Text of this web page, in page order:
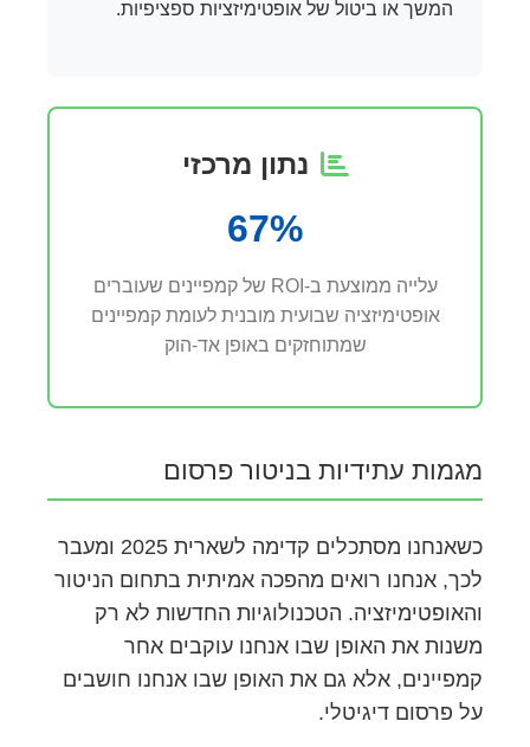
המשך או ביטול של אופטימיזציות ספציפיות.
נתון מרכזי
67%
עלייה ממוצעת ב-ROI של קמפיינים שעוברים
אופטימיזציה שבועית מובנית לעומת קמפיינים
שמתוחזקים באופן אד-הוק
מגמות עתידיות בניטור פרסום
כשאנחנו מסתכלים קדימה לשארית 2025 ומעבר
לכך, אנחנו רואים מהפכה אמיתית בתחום הניטור
והאופטימיזציה. הטכנולוגיות החדשות לא רק
משנות את האופן שבו אנחנו עוקבים אחר
קמפיינים, אלא גם את האופן שבו אנחנו חושבים
על פרסום דיגיטלי.